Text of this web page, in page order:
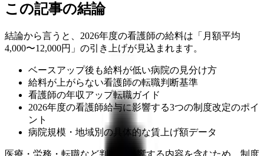
この記事の結論
結論から言うと、2026年度の看護師の給料は「月額平均
4,000〜12,000円」の引き上げが見込まれます。
ベースアップ後も給料が低い病院の見分け方
給料が上がらない看護師の転職判断基準
看護師の年収アップ転職ガイド
2026年度の看護師給与に影響する3つの制度改定のポイ
ント
病院規模・地域別の具体的な賃上げ額データ
医療・労務・転職など判断に影響する内容を含むため、制度